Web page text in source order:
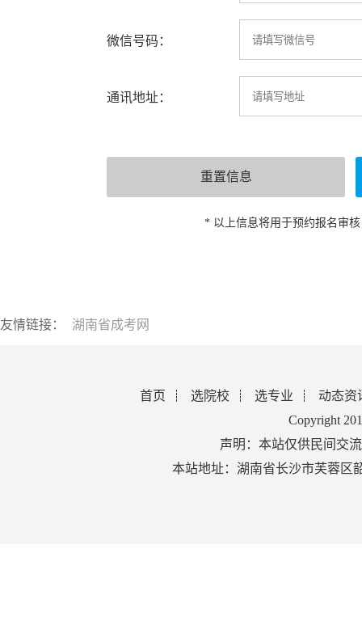
微信号码：
通讯地址：
* 以上信息将用于预约报名审
友情链接： 湖南省成考网
首页 选院校 选专业
动态资
Copyright
声明：本站仅供民间交
本站地址：湖南省长沙市芙蓉区